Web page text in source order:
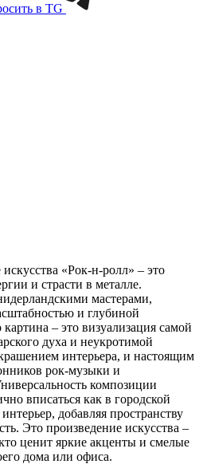
в TG
«Рок-н-ролл» – это
и страсти в металле.
мастерами,
и глубиной
– это визуализация самой
духа и неукротимой
интерьера, и настоящим
рок-музыки и
композиции
вписаться как в городской
добавляя пространству
Это произведение искусства –
ценит яркие акценты и смелые
дома или офиса.